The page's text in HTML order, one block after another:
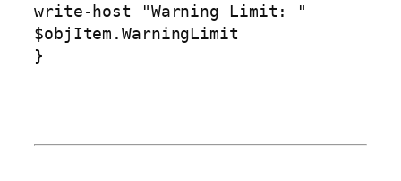
write-host "Warning Limit: "
$objItem.WarningLimit
}